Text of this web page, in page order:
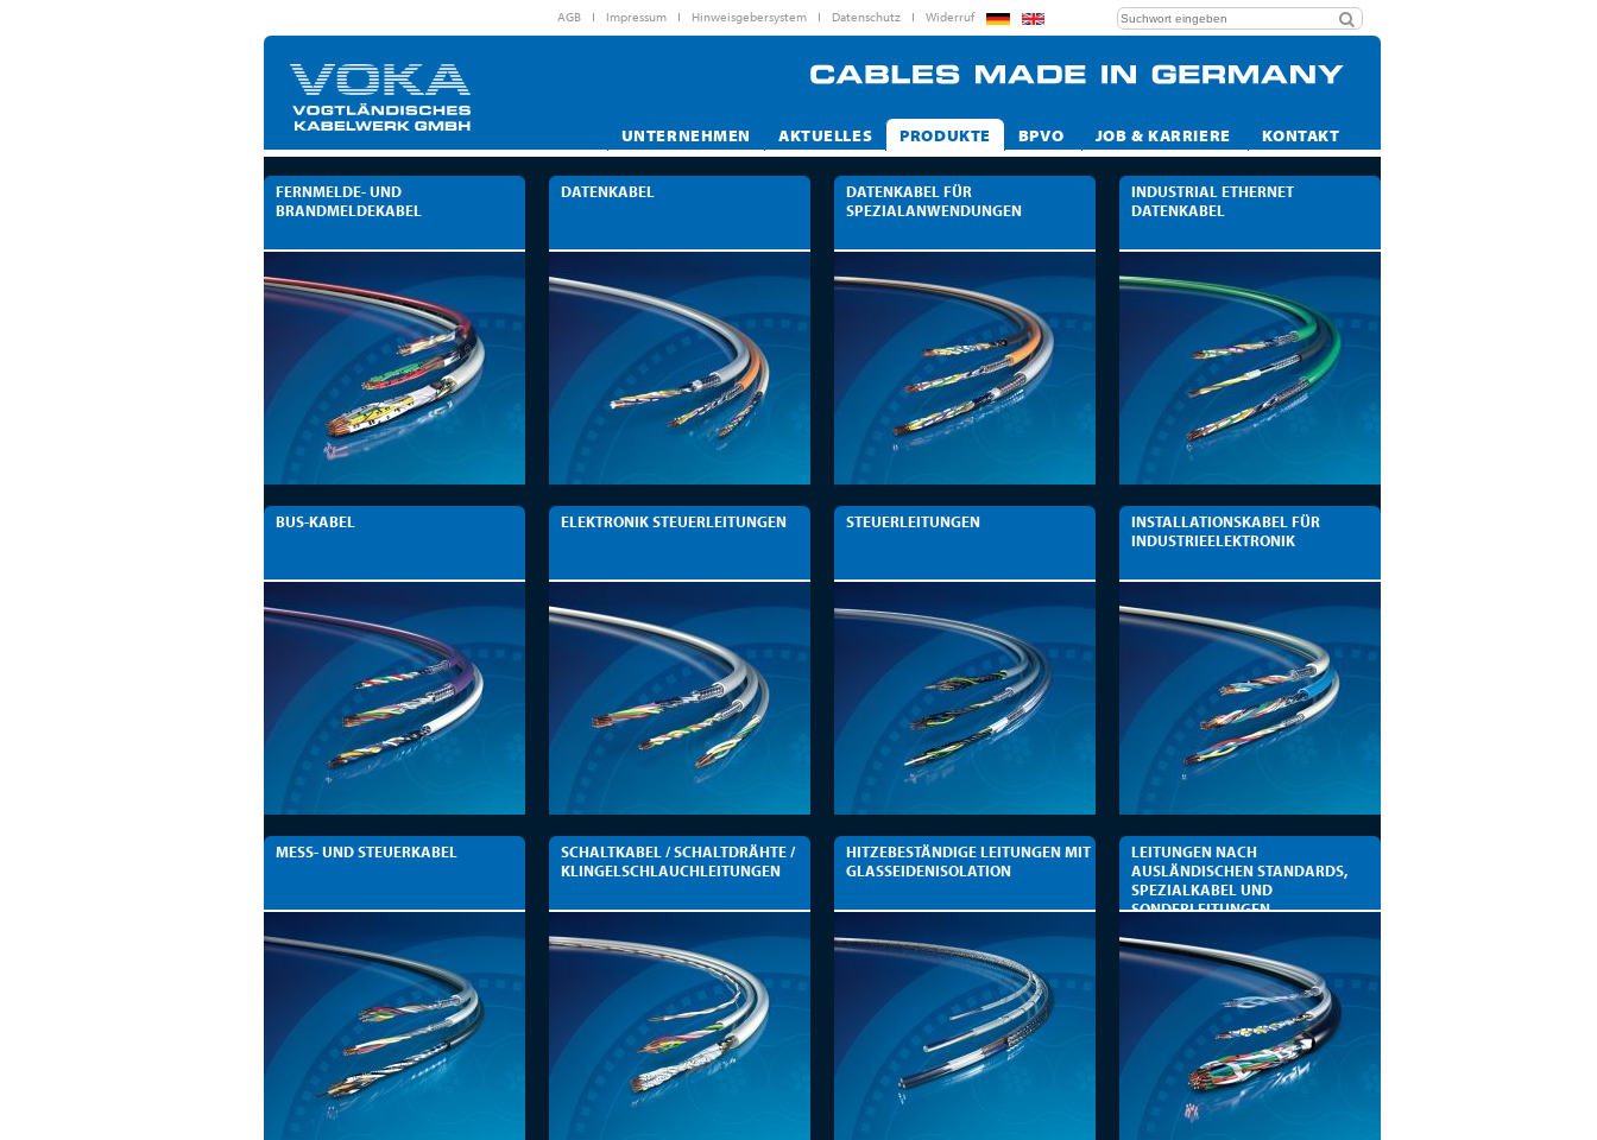
AGB Impressum Hinweisgebersystem Datenschutz Widerruf
UNTERNEHMEN AKTUELLES PRODUKTE BPVO JOB & KARRIERE KONTAKT
FERNMELDE- UND
BRANDMELDEKABEL
DATENKABEL
DATENKABEL FÜR
SPEZIALANWENDUNGEN
INDUSTRIAL ETHERNET
DATENKABEL
BUS-KABEL ELEKTRONIK STEUERLEITUNGEN STEUERLEITUNGEN
INSTALLATIONSKABEL FÜR
INDUSTRIEELEKTRONIK
MESS- UND STEUERKABEL
SCHALTKABEL / SCHALTDRÄHTE /
KLINGELSCHLAUCHLEITUNGEN
HITZEBESTÄNDIGE LEITUNGEN MIT
GLASSEIDENISOLATION
LEITUNGEN NACH
AUSLÄNDISCHEN STANDARDS,
SPEZIALKABEL UND
SONDERLEITUNGEN